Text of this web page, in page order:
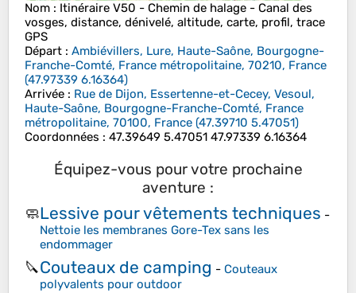
Nom : Itinéraire V50 - Chemin de halage - Canal des
vosges, distance, dénivelé, altitude, carte, profil, trace
GPS
Départ : Ambiévillers, Lure, Haute-Saône, Bourgogne-
Franche-Comté, France métropolitaine, 70210, France
(47.97339 6.16364)
Arrivée : Rue de Dijon, Essertenne-et-Cecey, Vesoul,
Haute-Saône, Bourgogne-Franche-Comté, France
métropolitaine, 70100, France (47.39710 5.47051)
Coordonnées : 47.39649 5.47051 47.97339 6.16364
Équipez-vous pour votre prochaine
aventure :
🧼Lessive pour vêtements techniques -
Nettoie les membranes Gore-Tex sans les
endommager
🔪Couteaux de camping - Couteaux
polyvalents pour outdoor